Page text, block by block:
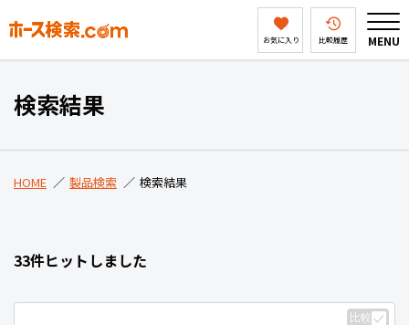
お気に入り 比較履歴 MENU
製品検索
会社案内
検索結果
HOME 製品検索 検索結果
33件ヒットしました
比較